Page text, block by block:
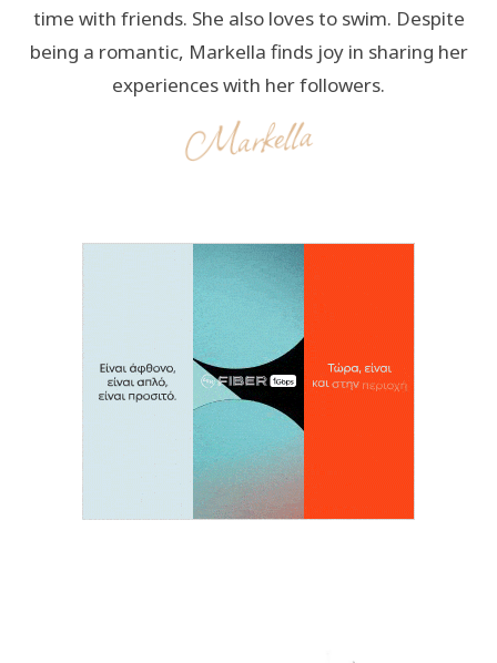
time with friends. She also loves to swim. Despite
being a romantic, Markella finds joy in sharing her
experiences with her followers.